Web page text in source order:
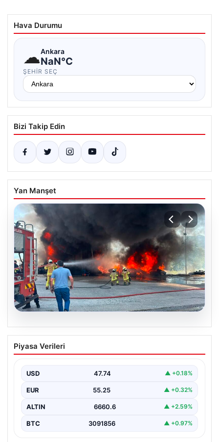
Hava Durumu
☁Ankara
NaN°C
ŞEHIR SEÇ
Bizi Takip Edin
Yan Manşet
Dumanlar ilçeyi kapladı: Bursa’da
tamirhanede yangın
Piyasa Verileri
USD 47.74 ▲ +0.18%
EUR 55.25 ▲ +0.32%
ALTIN 6660.6 ▲ +2.59%
BTC 3091856 ▲ +0.97%